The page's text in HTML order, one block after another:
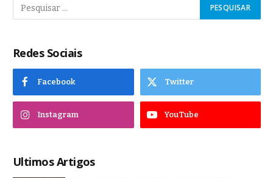
Redes Sociais
Facebook Twitter
Instagram YouTube
Ultimos Artigos